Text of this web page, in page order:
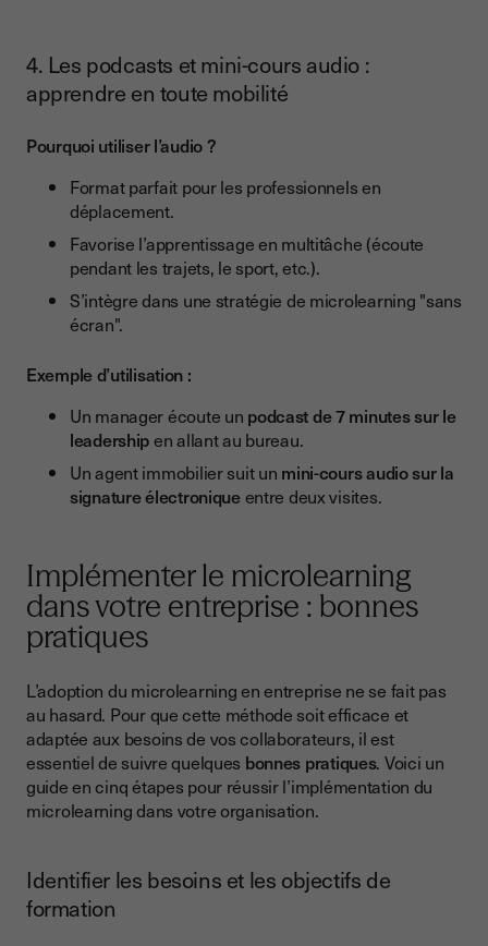
4. Les podcasts et mini-cours audio :
apprendre en toute mobilité
Pourquoi utiliser l’audio ?
Format parfait pour les professionnels en
déplacement.
Favorise l’apprentissage en multitâche (écoute
pendant les trajets, le sport, etc.).
S’intègre dans une stratégie de microlearning "sans
écran".
Exemple d’utilisation :
Un manager écoute un podcast de 7 minutes sur le
leadershipen allant au bureau.
Un agent immobilier suit un mini-cours audio sur la
signature électroniqueentre deux visites.
Implémenter le microlearning
dans votre entreprise : bonnes
pratiques
L’adoption du microlearning en entreprise ne se fait pas
au hasard. Pour que cette méthode soit efficace et
adaptée aux besoins de vos collaborateurs, il est
essentiel de suivre quelques bonnes pratiques. Voici un
guide en cinq étapes pour réussir l’implémentation du
microlearning dans votre organisation.
Identifier les besoins et les objectifs de
formation